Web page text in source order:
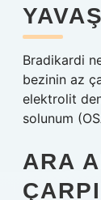
Bradikardi
bezinin az
elektrolit
solunum
ARA